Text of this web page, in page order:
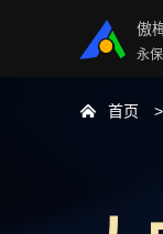
傲
永
首页